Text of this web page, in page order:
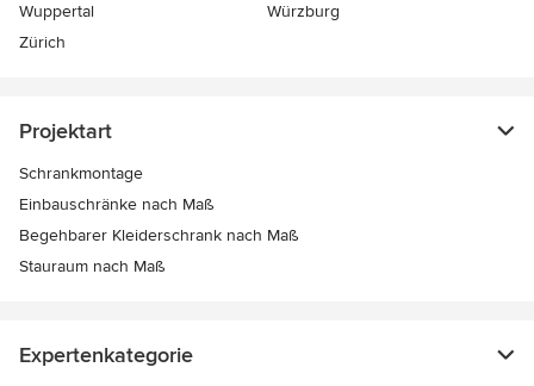
Wuppertal
Würzburg
Zürich
Projektart
Schrankmontage
Einbauschränke nach Maß
Begehbarer Kleiderschrank nach Maß
Stauraum nach Maß
Expertenkategorie